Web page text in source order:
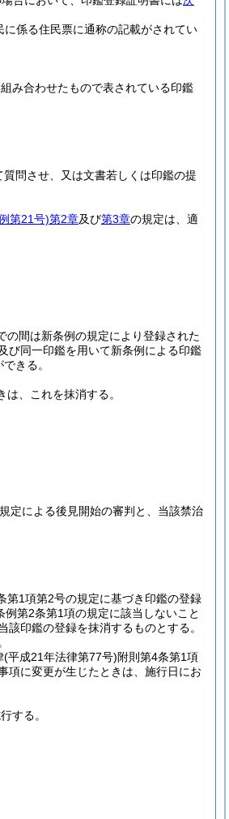
係る住民票に通称の記載がされてい
み合わせたもので表されている印鑑
問させ、又は文書若しくは印鑑の提
第21号)第2章及び第3章の規定は、適
の間は新条例の規定により登録された
び同一印鑑を用いて新条例による印鑑
きる。
、これを抹消する。
定による後見開始の審判と、当該禁治
第1項第2号の規定に基づき印鑑の登録
第2条第1項の規定に該当しないこと
印鑑の登録を抹消するものとする。
(平成21年法律第77号)附則第4条第1項
項に変更が生じたときは、施行日にお
する。